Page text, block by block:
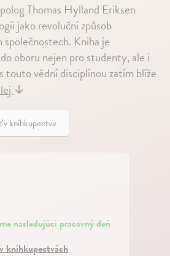
Thomas Hylland Eriksen
jako revoluční způsob
Kniha je
oboru nejen pro studenty, ale i
touto vědní disciplínou zatím blíže
↓
v kníhkupectve
nasledujúci pracovný deň
kníhkupectvách